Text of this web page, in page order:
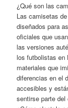
¿Qué son las
Las camisetas
diseñados para
oficiales que
las versiones
los futbolistas en
materiales que
diferencias en el
accesibles y
sentirse parte del